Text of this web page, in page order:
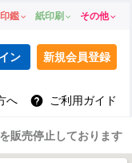
鑑 紙印刷 その他
ン 新規会員登録
へ ご利用ガイド
販売停止しております